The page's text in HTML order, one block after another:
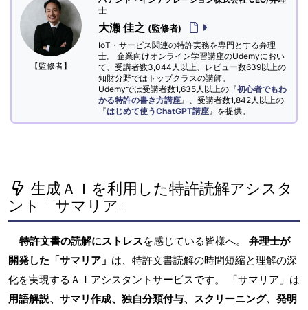
【監修者】
士
大瀬 佳之 (監修者)
IoT・サービス関連の特許実務を専門とする弁理
士。 企業向けオンライン学習講座のUdemyにおい
て、受講者数3,044人以上、レビュー数639以上の
知財分野ではトップクラスの講師。
Udemyでは受講者数1,635人以上の『初心者でもわ
かる特許の書き方講座 』、受講者数1,842人以上の
『はじめて使うChatGPT講座 』を提供。
生成ＡＩを利用した特許読解アシスタ
ント「サマリア」
特許文書の読解にストレスを感じている皆様へ。 弁理士が
開発した「サマリア」 は、特許文書読解の時間短縮と理解の深
化を実現するＡＩアシスタントサービスです。 「サマリア」は
用語解説、サマリ作成、独自分類付与、スクリーニング、発明